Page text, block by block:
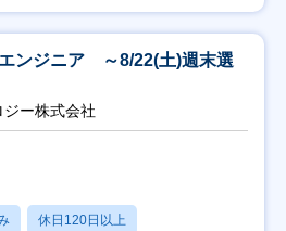
エンジニア ～8/22(土)週末選
ー株式会社
休日120日以上